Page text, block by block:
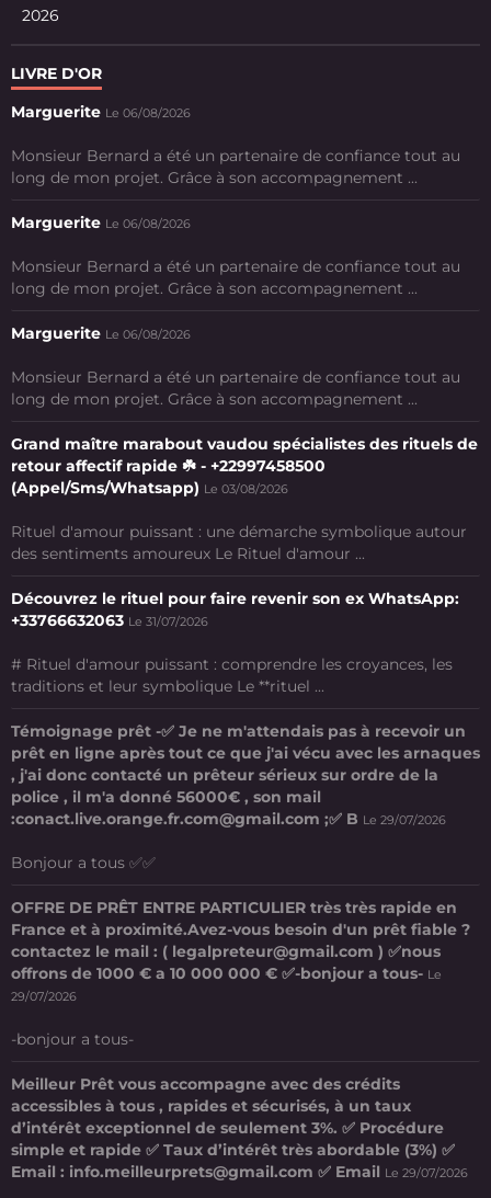
2026
LIVRE D'OR
Marguerite Le 06/08/2026
Monsieur Bernard a été un partenaire de confiance tout au
long de mon projet. Grâce à son accompagnement ...
Marguerite Le 06/08/2026
Monsieur Bernard a été un partenaire de confiance tout au
long de mon projet. Grâce à son accompagnement ...
Marguerite Le 06/08/2026
Monsieur Bernard a été un partenaire de confiance tout au
long de mon projet. Grâce à son accompagnement ...
Grand maître marabout vaudou spécialistes des rituels de
retour affectif rapide ☘️ - +22997458500
(Appel/Sms/Whatsapp) Le 03/08/2026
Rituel d'amour puissant : une démarche symbolique autour
des sentiments amoureux Le Rituel d'amour ...
Découvrez le rituel pour faire revenir son ex WhatsApp:
+33766632063 Le 31/07/2026
# Rituel d'amour puissant : comprendre les croyances, les
traditions et leur symbolique Le **rituel ...
Témoignage prêt -✅ Je ne m'attendais pas à recevoir un
prêt en ligne après tout ce que j'ai vécu avec les arnaques
, j'ai donc contacté un prêteur sérieux sur ordre de la
police , il m'a donné 56000€ , son mail
:conact.live.orange.fr.com@gmail.com ;✅ B Le 29/07/2026
Bonjour a tous ✅✅
OFFRE DE PRÊT ENTRE PARTICULIER très très rapide en
France et à proximité.Avez-vous besoin d'un prêt fiable ?
contactez le mail : ( legalpreteur@gmail.com ) ✅nous
offrons de 1000 € a 10 000 000 € ✅-bonjour a tous- Le
29/07/2026
-bonjour a tous-
Meilleur Prêt vous accompagne avec des crédits
accessibles à tous , rapides et sécurisés, à un taux
d’intérêt exceptionnel de seulement 3%. ✅ Procédure
simple et rapide ✅ Taux d’intérêt très abordable (3%) ✅
Email : info.meilleurprets@gmail.com ✅ Email Le 29/07/2026